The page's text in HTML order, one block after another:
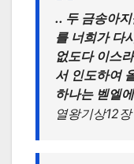
.. 두 금송아
를 너희가 다
없도다 이스
서 인도하여
하나는 벧엘
열왕기상12